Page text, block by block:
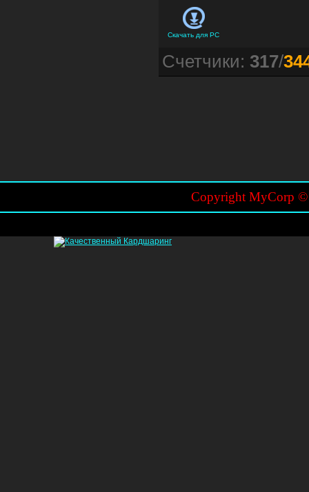
Скачать для PC
Счетчики: 317/
Copyright MyCorp